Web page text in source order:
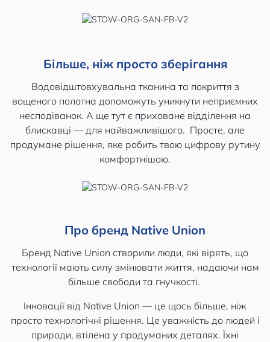
Більше, ніж просто зберігання
Водовідштовхувальна тканина та покриття з
вощеного полотна допоможуть уникнути неприємних
несподіванок. А ще тут є приховане відділення на
блискавці — для найважливішого. Просте, але
продумане рішення, яке робить твою цифрову рутину
комфортнішою.
Про бренд Native Union
Бренд Native Union створили люди, які вірять, що
технології мають силу змінювати життя, надаючи нам
більше свободи та гнучкості.
Інновації від Native Union — це щось більше, ніж
просто технологічні рішення. Це уважність до людей і
природи, втілена у продуманих деталях. Їхні